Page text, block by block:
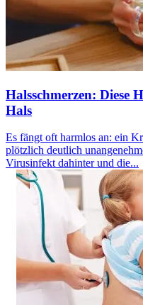
Halsschmerzen: Diese
Hals
Es fängt oft harmlos an: ein
plötzlich deutlich
Virusinfekt dahinter und die...